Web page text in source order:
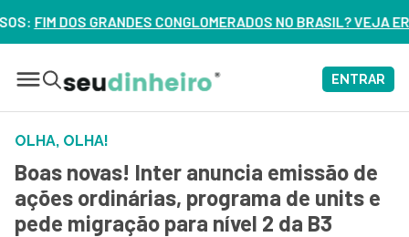
NO BRASIL? VEJA ERROS DE 3 DELES – ASSISTA
ENTRAR
OLHA, OLHA!
Boas novas! Inter anuncia emissão de
ações ordinárias, programa de units e
pede migração para nível 2 da B3